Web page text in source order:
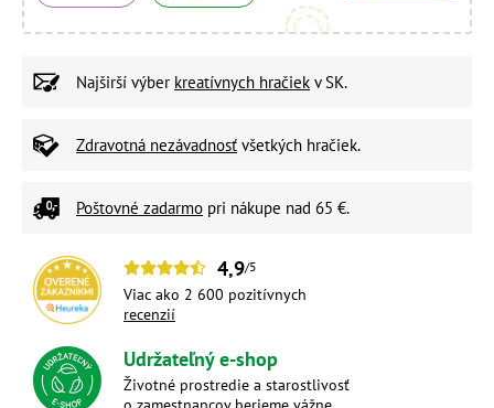
Najširší výber kreatívnych hračiek v SK.
Zdravotná nezávadnosť všetkých hračiek.
Poštovné zadarmo pri nákupe nad 65 €.
4,9/5
Viac ako 2 600 pozitívnych
recenzií
Udržateľný e-shop
Životné prostredie a starostlivosť